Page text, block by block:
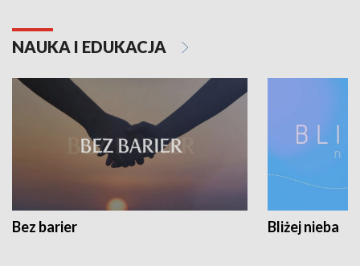
NAUKA I EDUKACJA
Bez barier Bliżej nieba